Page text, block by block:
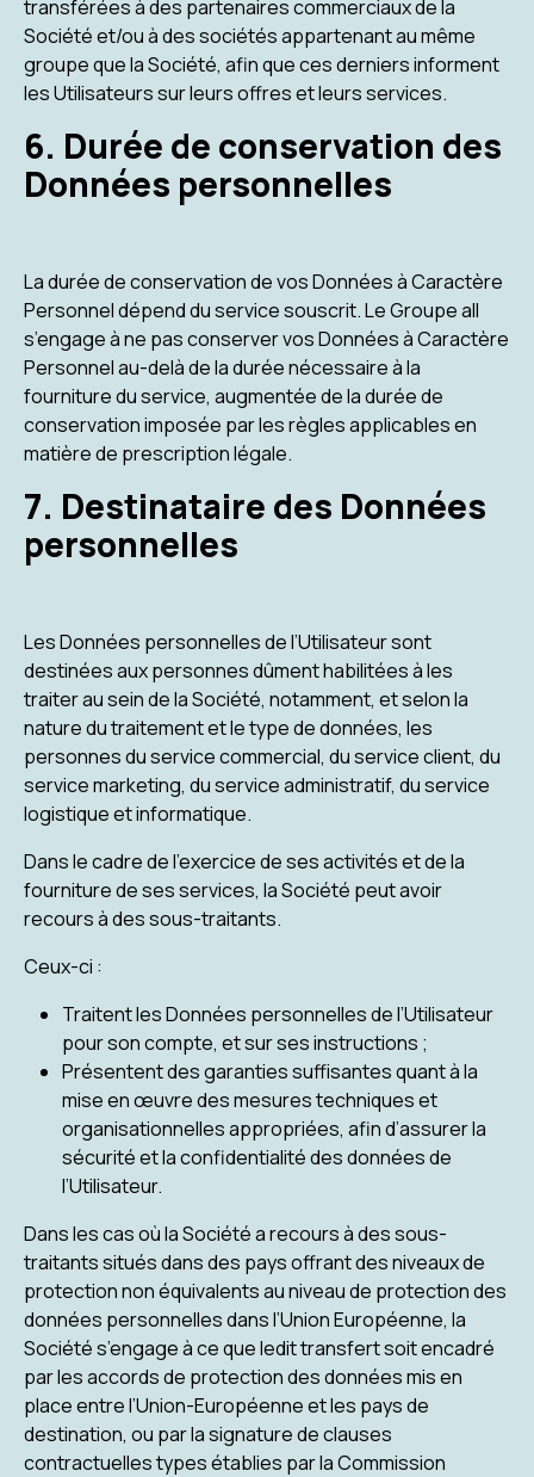
transférées à des partenaires commerciaux de la
Société et/ou à des sociétés appartenant au même
groupe que la Société, afin que ces derniers informent
les Utilisateurs sur leurs offres et leurs services.
6. Durée de conservation des
Données personnelles
La durée de conservation de vos Données à Caractère
Personnel dépend du service souscrit. Le Groupe all
s’engage à ne pas conserver vos Données à Caractère
Personnel au-delà de la durée nécessaire à la
fourniture du service, augmentée de la durée de
conservation imposée par les règles applicables en
matière de prescription légale.
7. Destinataire des Données
personnelles
Les Données personnelles de l’Utilisateur sont
destinées aux personnes dûment habilitées à les
traiter au sein de la Société, notamment, et selon la
nature du traitement et le type de données, les
personnes du service commercial, du service client, du
service marketing, du service administratif, du service
logistique et informatique.
Dans le cadre de l’exercice de ses activités et de la
fourniture de ses services, la Société peut avoir
recours à des sous-traitants.
Ceux-ci :
Traitent les Données personnelles de l’Utilisateur
pour son compte, et sur ses instructions ;
Présentent des garanties suffisantes quant à la
mise en œuvre des mesures techniques et
organisationnelles appropriées, afin d’assurer la
sécurité et la confidentialité des données de
l’Utilisateur.
Dans les cas où la Société a recours à des sous-
traitants situés dans des pays offrant des niveaux de
protection non équivalents au niveau de protection des
données personnelles dans l’Union Européenne, la
Société s’engage à ce que ledit transfert soit encadré
par les accords de protection des données mis en
place entre l’Union-Européenne et les pays de
destination, ou par la signature de clauses
contractuelles types établies par la Commission